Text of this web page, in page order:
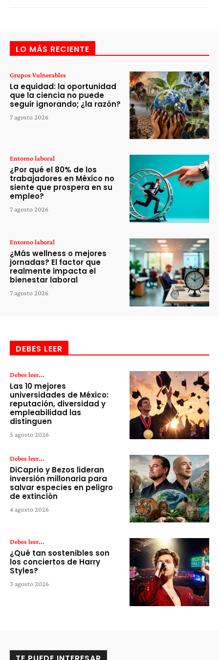
LO MÁS RECIENTE
Grupos Vulnerables
La equidad: la oportunidad
que la ciencia no puede
seguir ignorando; ¿la razón?
7 agosto 2026
Entorno laboral
¿Por qué el 80% de los
trabajadores en México no
siente que prospera en su
empleo?
7 agosto 2026
Entorno laboral
¿Más wellness o mejores
jornadas? El factor que
realmente impacta el
bienestar laboral
7 agosto 2026
DEBES LEER
Debes leer...
Las 10 mejores
universidades de México:
reputación, diversidad y
empleabilidad las
distinguen
5 agosto 2026
Debes leer...
DiCaprio y Bezos lideran
inversión millonaria para
salvar especies en peligro
de extinción
4 agosto 2026
Debes leer...
¿Qué tan sostenibles son
los conciertos de Harry
Styles?
3 agosto 2026